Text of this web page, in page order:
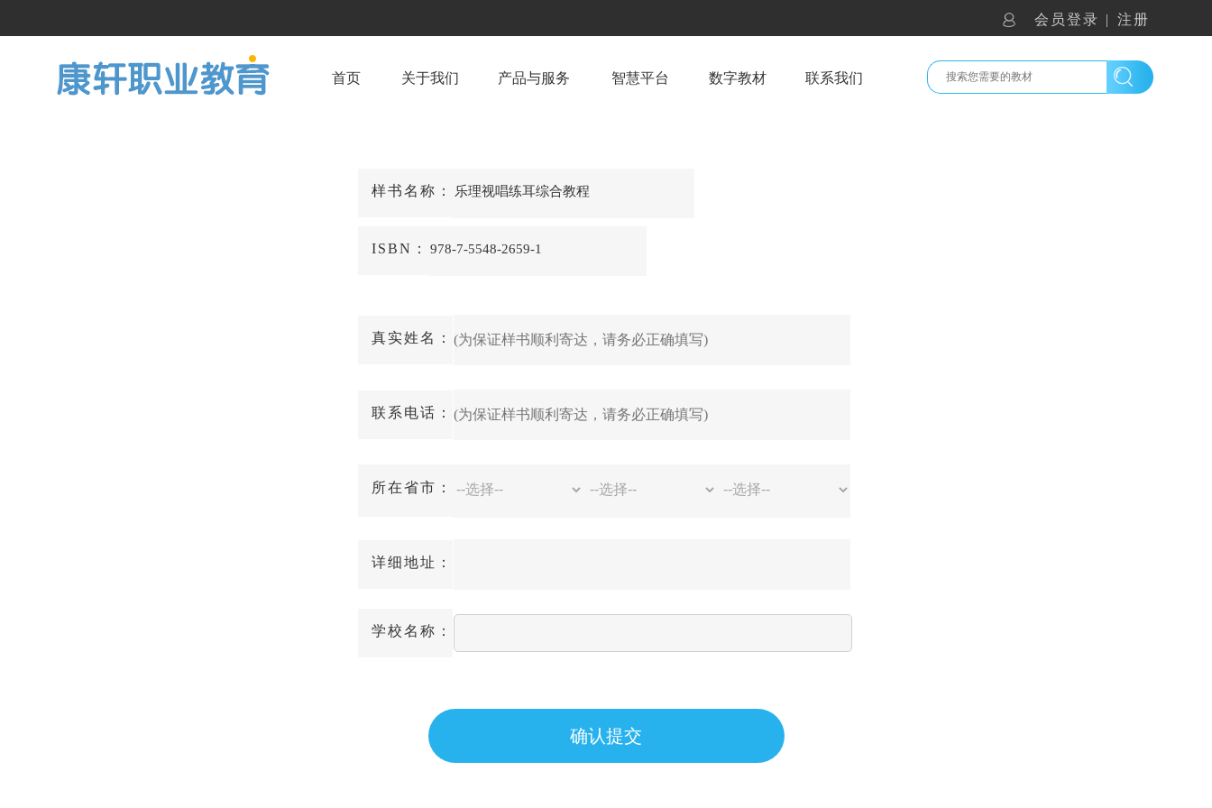
会员登录 | 注册
首页 关于我们 产品与服务 智慧平台 数字教材 联系我们
样书名称： 乐理视唱练耳综合教程
ISBN： 978-7-5548-2659-1
真实姓名：
联系电话：
所在省市：
详细地址：
学校名称：